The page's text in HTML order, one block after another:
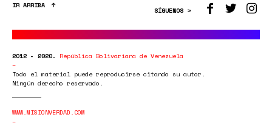
IR ARRIBA
SÍGUENOS >
2012 - 2020. República Bolivariana de Venezuela
Todo el material puede reproducirse citando su autor.
Ningún derecho reservado.
WWW.MISIONVERDAD.COM